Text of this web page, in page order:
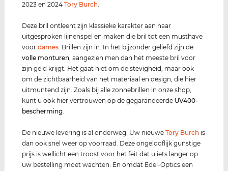
2023 en 2024Tory Burch.
Deze bril ontleent zijn klassieke karakter aan haar
uitgesproken lijnenspel en maken die bril tot een musthave
voordames. Brillen zijn in. In het bijzonder geliefd zijn de
volle monturen, aangezien men dan het meeste bril voor
zijn geld krijgt. Het gaat niet om de stevigheid, maar ook
om de zichtbaarheid van het materiaal en design, die hier
uitmuntend zijn. Zoals bij alle zonnebrillen in onze shop,
kunt u ook hier vertrouwen op de gegarandeerde UV400-
bescherming.
De nieuwe levering is al onderweg. Uw nieuweTory Burch is
dan ook snel weer op voorraad. Deze ongelooflijk gunstige
prijs is wellicht een troost voor het feit dat u iets langer op
uw bestelling moet wachten. En omdat Edel-Optics een